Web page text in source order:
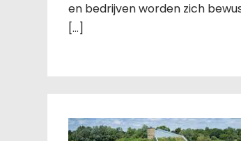
en bedrijven worden zich
[…]